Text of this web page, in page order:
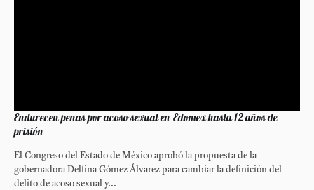
Endurecen penas por acoso sexual en Edomex hasta 12 años de
prisión
El Congreso del Estado de México aprobó la propuesta de la
gobernadora Delfina Gómez Álvarez para cambiar la definición del
delito de acoso sexual y...